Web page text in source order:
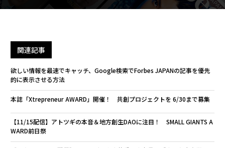
関連記事
欲しい情報を最速でキャッチ、Google検索でForbes JAPANの記事を優先
的に表示させる方法
本誌「Xtrepreneur AWARD」開催！ 共創プロジェクトを 6/30まで募集
【11/15配信】アトツギの本音＆地方創生DAOに注目！ SMALL GIANTS A
WARD前日祭